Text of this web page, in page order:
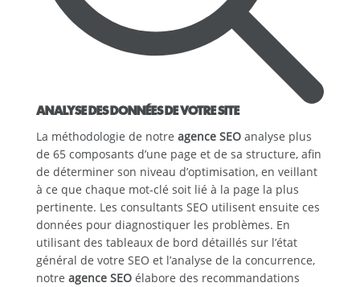
ANALYSE DES DONNÉES DE VOTRE SITE
La méthodologie de notre agence SEO analyse plus
de 65 composants d’une page et de sa structure, afin
de déterminer son niveau d’optimisation, en veillant
à ce que chaque mot-clé soit lié à la page la plus
pertinente. Les consultants SEO utilisent ensuite ces
données pour diagnostiquer les problèmes. En
utilisant des tableaux de bord détaillés sur l’état
général de votre SEO et l’analyse de la concurrence,
notre agence SEO élabore des recommandations